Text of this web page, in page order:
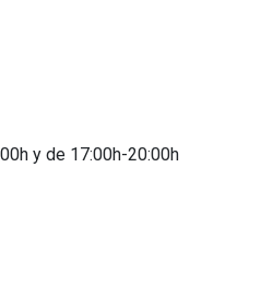
y de 17:00h-20:00h